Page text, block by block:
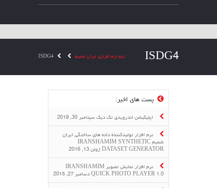
ISDG4 تیم نرم افزاری ایران شمیم
پست های اخیر:
اپلیکیشن اندرویدی تک دیک سپتامبر 30, 2019
نرم افزار تولیدکننده داده های ساختگی ایران
شمیم IRANSHAMIM SYNTHETIC
DATASET GENERATOR ژوئن 13, 2016
نرم افزار نمایش تصویر IRANSHAMIM
QUICK PHOTO PLAYER 1.0 دسامبر 27, 2015